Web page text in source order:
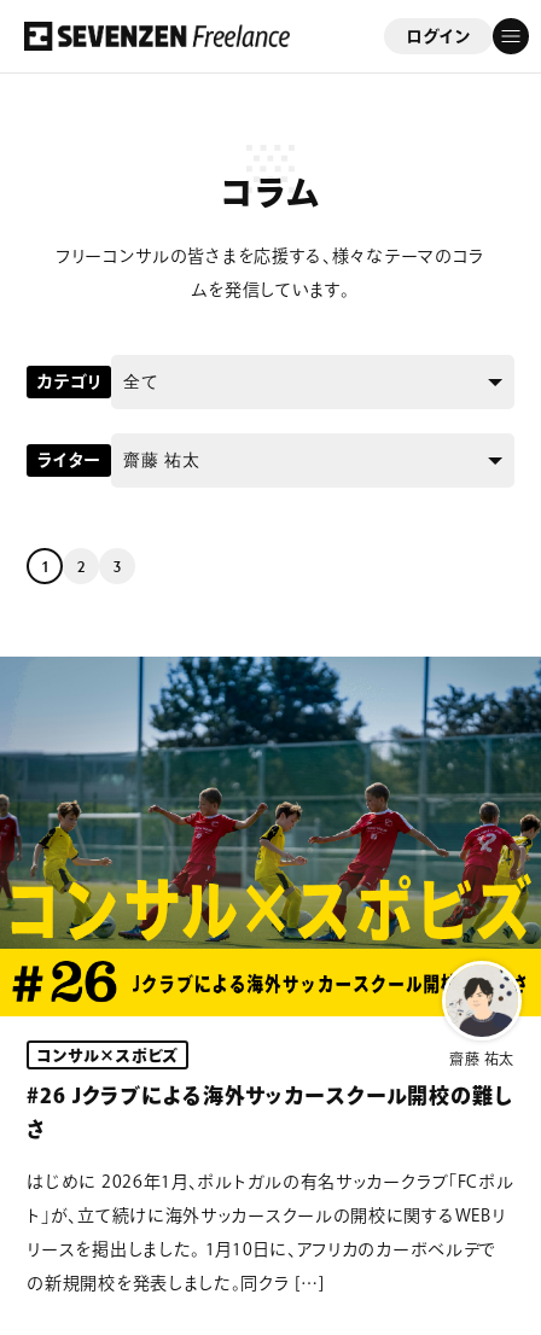
ログイン
このサイトについて
コラム
コラム
フリーコンサルの皆さまを応援する、様々なテーマのコラ
ムを発信しています。
カテゴリ
ライター
1 2 3
齋藤 祐太
コンサル×スポビズ
#26 Jクラブによる海外サッカースクール開校の難し
さ
はじめに 2026年1月、ポルトガルの有名サッカークラブ「FCポル
ト」が、立て続けに海外サッカースクールの開校に関するWEBリ
リースを掲出しました。 1月10日に、アフリカのカーボベルデで
の新規開校を発表しました。同クラ […]